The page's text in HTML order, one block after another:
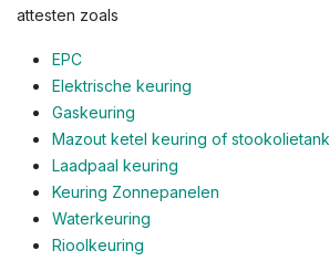
attesten zoals
EPC
Elektrische keuring
Gaskeuring
Mazout ketel keuring of stookolietank
Laadpaal keuring
Keuring Zonnepanelen
Waterkeuring
Rioolkeuring